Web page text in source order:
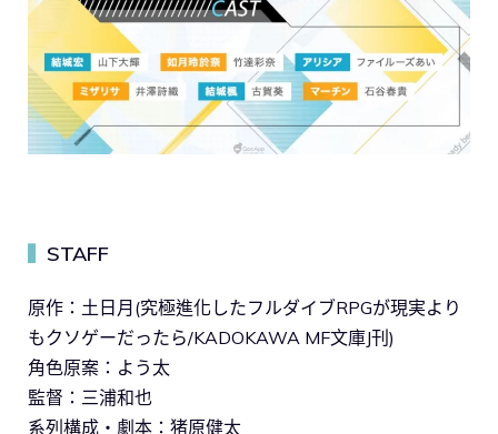
STAFF
原作：土日月(究極進化したフルダイブRPGが現実より
もクソゲーだったら/KADOKAWA MF文庫J刊)
角色原案：よう太
監督：三浦和也
系列構成・劇本：猪原健太